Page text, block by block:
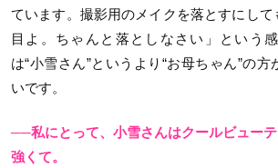
ています。撮影用のメイクを落とすにして
目よ。ちゃんと落としなさい」という
は“小雪さん”というより“お母ちゃん”の
いです。
──私にとって、小雪さんはクールビュー
強くて。